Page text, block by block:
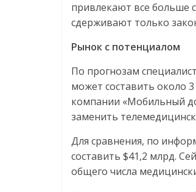
привлекают все больше
сдерживают только
Рынок с потенциалом
По прогнозам
может составить около
компании «Мобильный
заменить
Для сравнения, по
составить $41,2 млрд.
общего числа